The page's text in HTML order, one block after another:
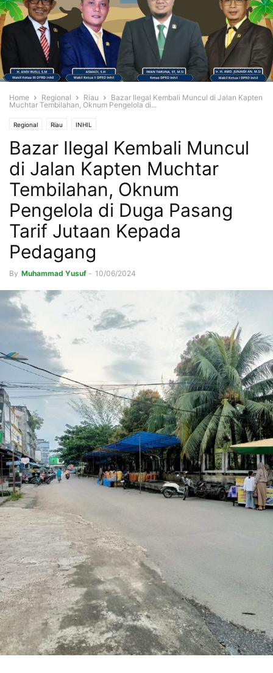
Home Regional Riau
Bazar Ilegal Kembali Muncul di Jalan Kapten
Muchtar Tembilahan, Oknum Pengelola di...
Regional Riau INHIL
Bazar Ilegal Kembali Muncul
di Jalan Kapten Muchtar
Tembilahan, Oknum
Pengelola di Duga Pasang
Tarif Jutaan Kepada
Pedagang
By Muhammad Yusuf - 10/06/2024